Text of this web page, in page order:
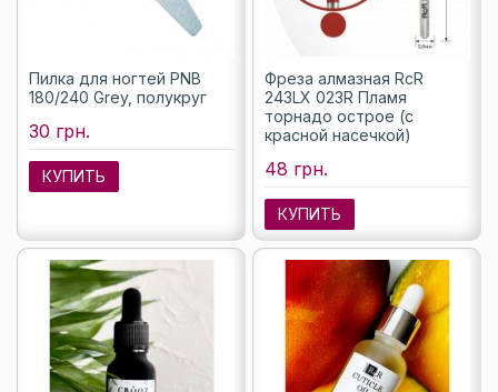
Пилка для ногтей PNB
180/240 Grey, полукруг
30 грн.
КУПИТЬ
Фреза алмазная RcR
243LX 023R Пламя
торнадо острое (с
красной насечкой)
48 грн.
КУПИТЬ